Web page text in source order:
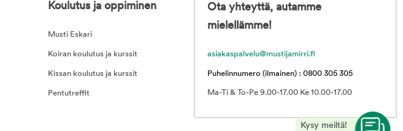
Kysy meiltä!
Koulutus ja oppiminen
Musti Eskari
Koiran koulutus ja kurssit
Kissan koulutus ja kurssit
Pentutreffit
Ota yhteyttä, autamme
mielellämme!
asiakaspalvelu@mustijamirri.fi
Puhelinnumero (ilmainen) : 0800 305 305
Ma-Ti & To-Pe 9.00-17.00 Ke 10.00-17.00